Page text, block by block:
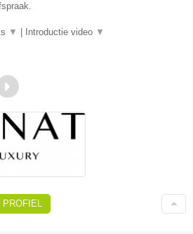
▼ Introductie video ▼
PROFIEL